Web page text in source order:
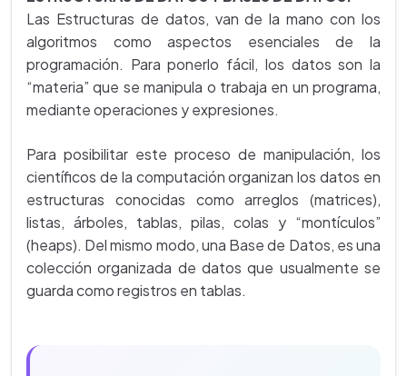
Las Estructuras de datos, van de la mano con los
algoritmos como aspectos esenciales de la
programación. Para ponerlo fácil, los datos son la
“materia” que se manipula o trabaja en un programa,
mediante operaciones y expresiones.
Para posibilitar este proceso de manipulación, los
científicos de la computación organizan los datos en
estructuras conocidas como arreglos (matrices),
listas, árboles, tablas, pilas, colas y “montículos”
(heaps). Del mismo modo, una Base de Datos, es una
colección organizada de datos que usualmente se
guarda como registros en tablas.